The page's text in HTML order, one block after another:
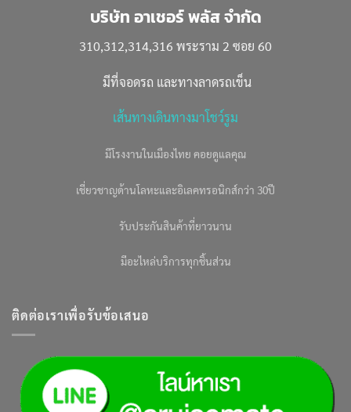
บริษัท อาเชอร์ พลัส จำกัด
310,312,314,316 พระราม 2 ซอย 60
มีที่จอดรถ และทางลาดรถเข็น
เส้นทางเดินทางมาโชว์รูม
มีโรงงานในเมืองไทย คอยดูแลคุณ
เชี่ยวชาญด้านโลหะและอิเลคทรอนิกส์กว่า 30ปี
รับประกันสินค้าที่ยาวนาน
มีอะไหล่บริการทุกชิ้นส่วน
ติดต่อเราเพื่อรับข้อเสนอ